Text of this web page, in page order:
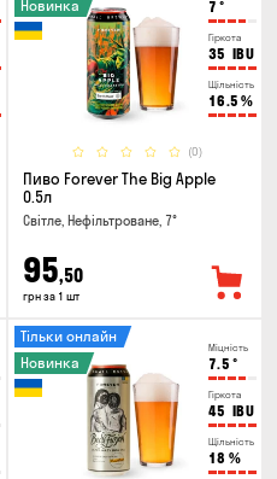
7 °
Гіркота
35 IBU
Щільність
16.5 %
(0)
Новинка
Пиво Forever The Big Apple
0.5л
Світле, Нефільтроване, 7°
95,50
грн за 1 шт
Міцність
7.5 °
Гіркота
45 IBU
Щільність
18 %
Тільки онлайн
Новинка